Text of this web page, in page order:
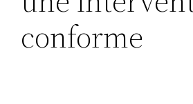
conforme